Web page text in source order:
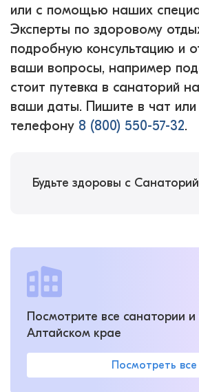
или с помощью наших
Эксперты по здоровому
подробную консультацию и
ваши вопросы, например
стоит путевка в санаторий
ваши даты. Пишите в чат или
телефону 8 (800) 550-57-32.
Будьте здоровы с
Посмотрите все санатории
Алтайском крае
Посмотреть все